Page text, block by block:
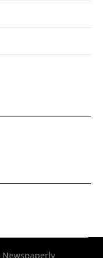
Newspaperly